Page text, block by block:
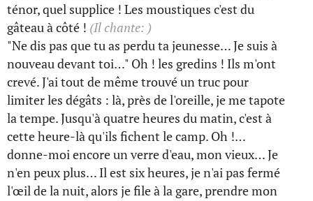
ténor, quel supplice ! Les moustiques c'est du
gâteau à côté ! (Il chante: )
"Ne dis pas que tu as perdu ta jeunesse… Je suis à
nouveau devant toi…" Oh ! les gredins ! Ils m'ont
crevé. J'ai tout de même trouvé un truc pour
limiter les dégâts : là, près de l'oreille, je me tapote
la tempe. Jusqu'à quatre heures du matin, c'est à
cette heure-là qu'ils fichent le camp. Oh !…
donne-moi encore un verre d'eau, mon vieux… Je
n'en peux plus… Il est six heures, je n'ai pas fermé
l'œil de la nuit, alors je file à la gare, prendre mon